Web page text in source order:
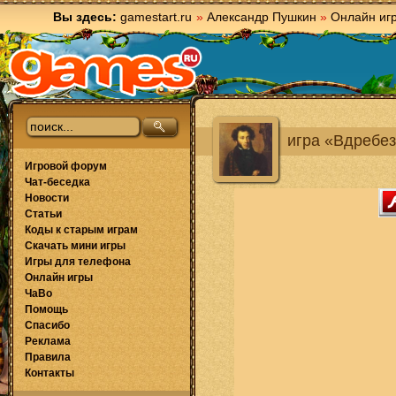
Вы здесь: gamestart.ru » Александр Пушкин » Онлайн
игра
Игровой форум
Чат-беседка
Новости
Статьи
Коды к старым играм
Скачать мини игры
Игры для телефона
Онлайн игры
ЧаВо
Помощь
Спасибо
Реклама
Правила
Контакты